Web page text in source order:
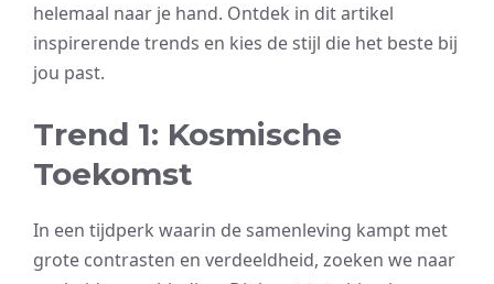
helemaal naar je hand. Ontdek in dit artikel
inspirerende trends en kies de stijl die het beste bij
jou past.
Trend 1: Kosmische
Toekomst
In een tijdperk waarin de samenleving kampt met
grote contrasten en verdeeldheid, zoeken we naar